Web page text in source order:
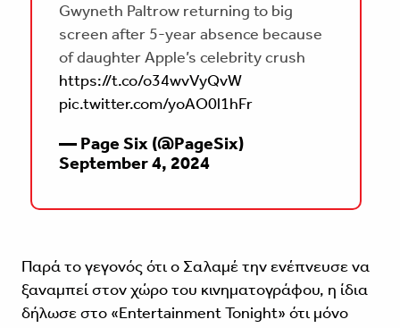
Gwyneth Paltrow returning to big
screen after 5-year absence because
of daughter Apple’s celebrity crush
https://t.co/o34wvVyQvW
pic.twitter.com/yoAO0l1hFr
— Page Six (@PageSix)
September 4, 2024
Παρά το γεγονός ότι ο Σαλαμέ την ενέπνευσε να
ξαναμπεί στον χώρο του κινηματογράφου, η ίδια
δήλωσε στο «Entertainment Tonight» ότι μόνο